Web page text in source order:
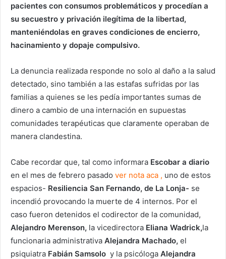
pacientes con consumos problemáticos y procedían a
su secuestro y privación ilegítima de la libertad,
manteniéndolas en graves condiciones de encierro,
hacinamiento y dopaje compulsivo.
La denuncia realizada responde no solo al daño a la salud
detectado, sino también a las estafas sufridas por las
familias a quienes se les pedía importantes sumas de
dinero a cambio de una internación en supuestas
comunidades terapéuticas que claramente operaban de
manera clandestina.
Cabe recordar que, tal como informara Escobar a diario
en el mes de febrero pasado ver nota aca , uno de estos
espacios- Resiliencia San Fernando, de La Lonja- se
incendió provocando la muerte de 4 internos. Por el
caso fueron detenidos el codirector de la comunidad,
Alejandro Merenson, la vicedirectora Eliana Wadrick,la
funcionaria administrativa Alejandra Machado, el
psiquiatra Fabián Samsolo y la psicóloga Alejandra